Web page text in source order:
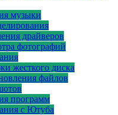
музыки
драйверов
фотографий
жесткого диска
файлов
программ
с Ютуба